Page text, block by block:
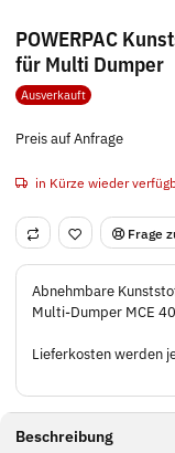
POWERPAC
für Multi Dumper
Ausverkauft
Preis auf Anfrage
in Kürze wieder
Frage
Abnehmbare
Multi-Dumper MCE
Lieferkosten werden
Beschreibung